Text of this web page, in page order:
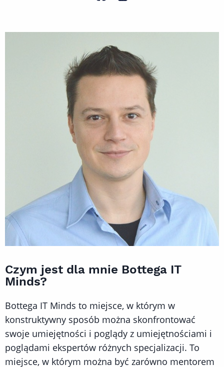
Czym jest dla mnie Bottega IT
Minds?
Bottega IT Minds to miejsce, w którym w
konstruktywny sposób można skonfrontować
swoje umiejętności i poglądy z umiejętnościami i
poglądami ekspertów różnych specjalizacji. To
miejsce, w którym można być zarówno mentorem